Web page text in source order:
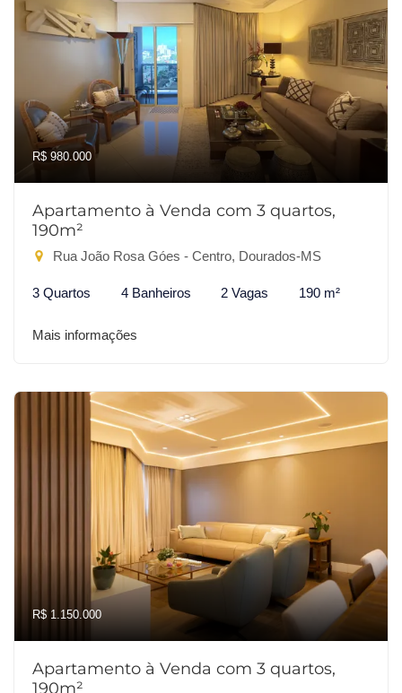
R$ 980.000
Apartamento à Venda com 3 quartos,
190m²
Rua João Rosa Góes - Centro, Dourados-MS
3 Quartos 4 Banheiros 2 Vagas 190 m²
Mais informações
R$ 1.150.000
Apartamento à Venda com 3 quartos,
190m²